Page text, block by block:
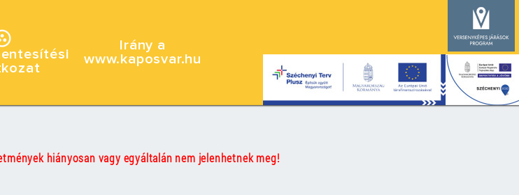
Irány a
www.kaposvar.hu
hiányosan vagy egyáltalán nem jelenhetnek meg!